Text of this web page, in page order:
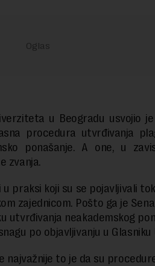
u Beogradu usvojio
procedura utvrđivanja
ponašanje. A one, u
zvanja.
u praksi koji su se pojavljivali
zajednicom. Pošto ga je
utvrđivanja neakademskog
po objavljivanju u
najvažnije to je da su